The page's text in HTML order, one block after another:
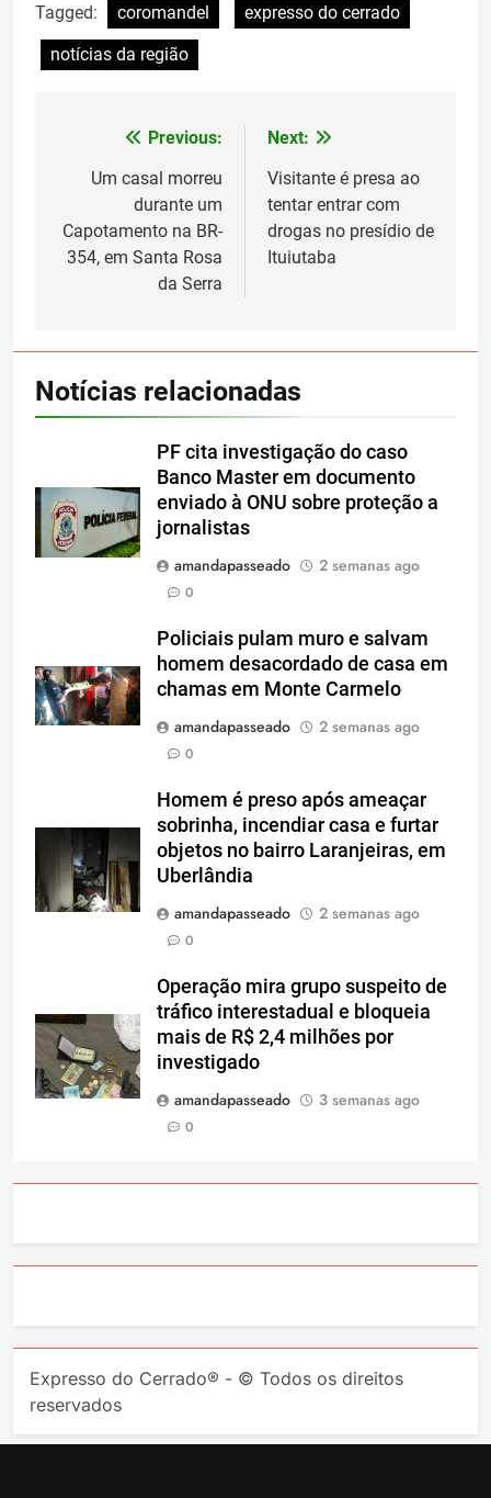
Tagged: coromandel
expresso do cerrado
notícias da região
Navegação
Post
Previous:
Um casal morreu
durante um
Capotamento na BR-
354, em Santa Rosa
da Serra
Next:
Visitante é presa ao
tentar entrar com
drogas no presídio de
Ituiutaba
Notícias relacionadas
PF cita investigação do caso
Banco Master em documento
enviado à ONU sobre proteção a
jornalistas
amandapasseado
2 semanas ago
0
Policiais pulam muro e salvam
homem desacordado de casa em
chamas em Monte Carmelo
amandapasseado
2 semanas ago
0
Homem é preso após ameaçar
sobrinha, incendiar casa e furtar
objetos no bairro Laranjeiras, em
Uberlândia
amandapasseado
2 semanas ago
0
Operação mira grupo suspeito de
tráfico interestadual e bloqueia
mais de R$ 2,4 milhões por
investigado
amandapasseado
3 semanas ago
0
Expresso do Cerrado® - © Todos os direitos
reservados